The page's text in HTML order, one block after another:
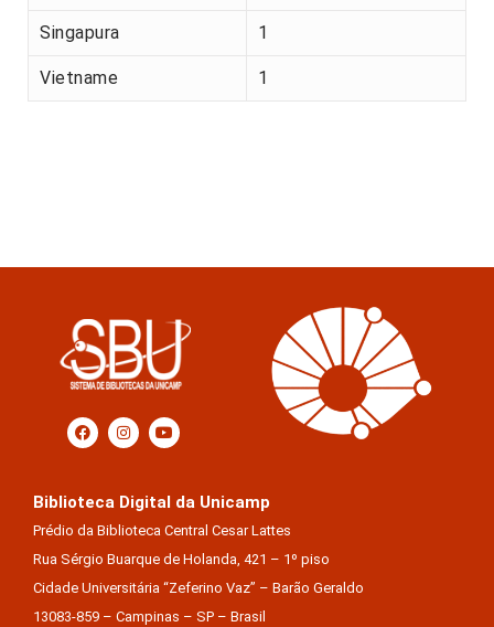
Singapura 1
Vietname 1
Biblioteca Digital da Unicamp
Prédio da Biblioteca Central Cesar Lattes
Rua Sérgio Buarque de Holanda, 421 – 1º piso
Cidade Universitária “Zeferino Vaz” – Barão Geraldo
13083-859 – Campinas – SP – Brasil